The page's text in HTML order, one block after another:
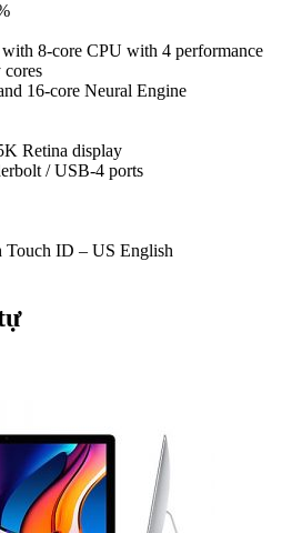
8‑core CPU with 4 performance
cores
16‑core Neural Engine
Retina display
/ USB-4 ports
ID – US English